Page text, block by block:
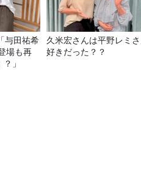
場も再
」
久米宏さんは平野レミ
好きだった？？